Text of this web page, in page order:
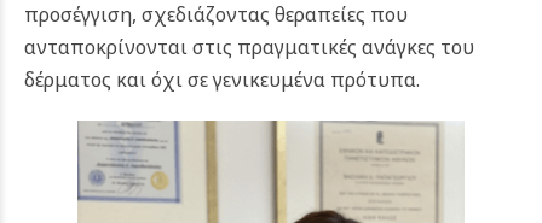
προσέγγιση, σχεδιάζοντας θεραπείες που
ανταποκρίνονται στις πραγματικές ανάγκες του
δέρματος και όχι σε γενικευμένα πρότυπα.